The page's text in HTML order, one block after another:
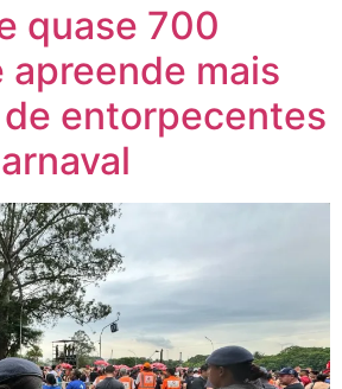
quase 700
apreende mais
entorpecentes